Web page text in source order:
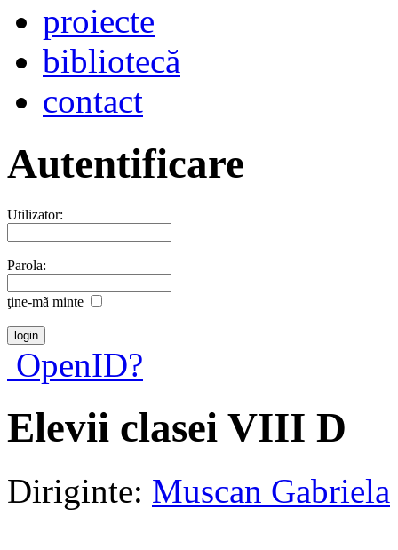
proiecte
bibliotecă
contact
Autentificare
Utilizator:
Parola:
ţine-mã minte
OpenID?
Elevii clasei VIII D
Diriginte: Muscan Gabriela